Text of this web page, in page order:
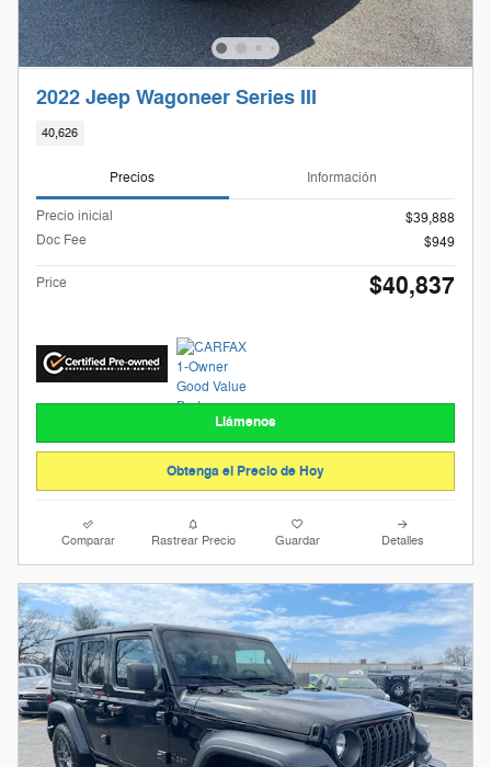
2022 Jeep Wagoneer Series III
40,626
Precios Información
Precio inicial
$39,888
Doc Fee
$949
Price $40,837
Llámenos
Obtenga el Precio de Hoy
Comparar Rastrear Precio Guardar Detalles